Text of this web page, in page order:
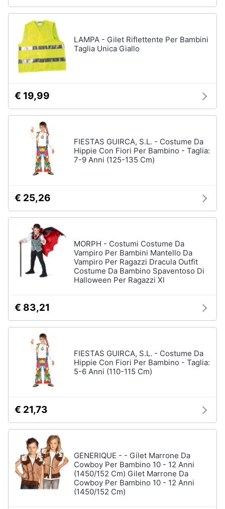
LAMPA - Gilet Riflettente Per Bambini
Taglia Unica Giallo
€ 19,99
FIESTAS GUIRCA, S.L. - Costume Da
Hippie Con Fiori Per Bambino - Taglia:
7-9 Anni (125-135 Cm)
€ 25,26
MORPH - Costumi Costume Da
Vampiro Per Bambini Mantello Da
Vampiro Per Ragazzi Dracula Outfit
Costume Da Bambino Spaventoso Di
Halloween Per Ragazzi Xl
€ 83,21
FIESTAS GUIRCA, S.L. - Costume Da
Hippie Con Fiori Per Bambino - Taglia:
5-6 Anni (110-115 Cm)
€ 21,73
GENERIQUE - - Gilet Marrone Da
Cowboy Per Bambino 10 - 12 Anni
(1450/152 Cm) Gilet Marrone Da
Cowboy Per Bambino 10 - 12 Anni
(1450/152 Cm)